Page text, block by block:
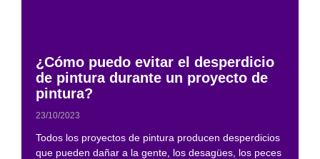
¿Cómo puedo evitar el desperdicio
de pintura durante un proyecto de
pintura?
23/10/2023
Todos los proyectos de pintura producen desperdicios
que pueden dañar a la gente, los desagües, los peces